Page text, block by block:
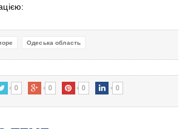
Одеська область
0 0 0 0